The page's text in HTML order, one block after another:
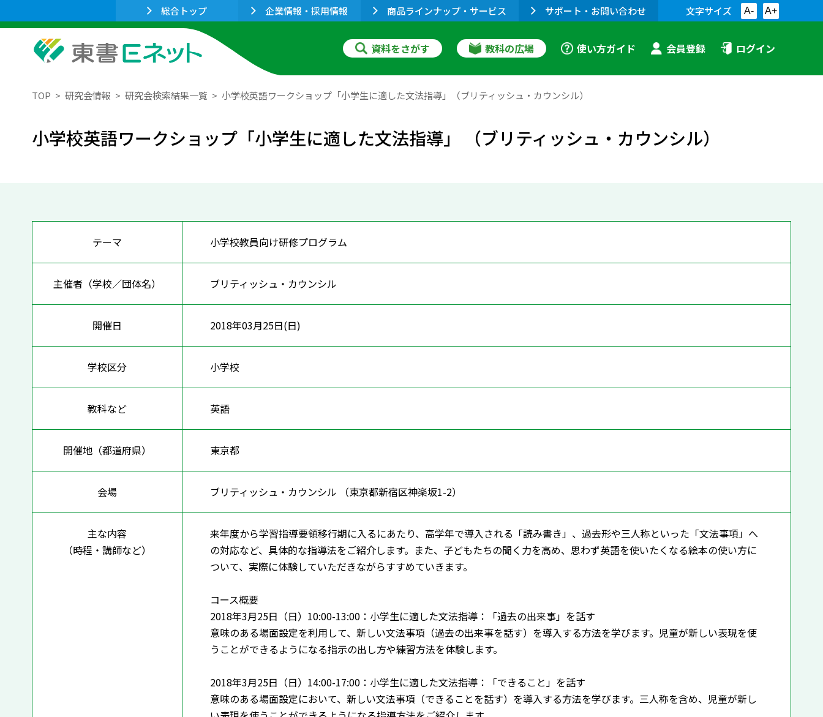
総合トップ 企業情報・採用情報 商品ラインナップ・サービス サポート・お問い合わせ 文字サイズ A- A+
資料をさがす 教科の広場 使い方ガイド 会員登録 ログイン
TOP 研究会情報 研究会検索結果一覧 小学校英語ワークショップ「小学生に適した文法指導」（ブリティッシュ・カウンシル）
小学校英語ワークショップ「小学生に適した文法指導」 （ブリティッシュ・カウンシル）
テーマ 小学校教員向け研修プログラム
主催者（学校／団体名） ブリティッシュ・カウンシル
開催日 2018年03月25日(日)
学校区分 小学校
教科など 英語
開催地（都道府県） 東京都
会場 ブリティッシュ・カウンシル （東京都新宿区神楽坂1-2）
主な内容
（時程・講師など）
来年度から学習指導要領移行期に入るにあたり、高学年で導入される「読み書き」、過去形や三人称といった「文法事項」へ
の対応など、具体的な指導法をご紹介します。また、子どもたちの聞く力を高め、思わず英語を使いたくなる絵本の使い方に
ついて、実際に体験していただきながらすすめていきます。
コース概要
2018年3月25日（日）10:00-13:00：小学生に適した文法指導：「過去の出来事」を話す
意味のある場面設定を利用して、新しい文法事項（過去の出来事を話す）を導入する方法を学びます。児童が新しい表現を使
うことができるようになる指示の出し方や練習方法を体験します。
2018年3月25日（日）14:00-17:00：小学生に適した文法指導：「できること」を話す
意味のある場面設定において、新しい文法事項（できることを話す）を導入する方法を学びます。三人称を含め、児童が新し